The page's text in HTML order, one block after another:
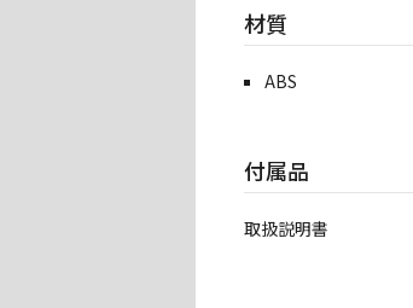
材質
ABS
付属品
取扱説明書